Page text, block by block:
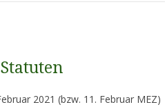
2021 (bzw. 11. Februar MEZ)